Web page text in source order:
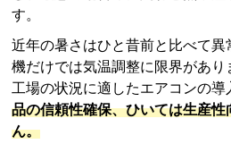
す。
近年の暑さはひと昔前と比べて
機だけでは気温調整に限界があり
工場の状況に適したエアコンの導
品の信頼性確保、ひいては生産
ん。